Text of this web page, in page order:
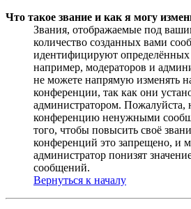
Что такое звание и как я могу
Звания, отображаемые под
количество созданных вами
идентифицируют определённых
например, модераторов и
не можете напрямую изменять
конференции, так как они
администратором. Пожалуйста,
конференцию ненужными
того, чтобы повысить своё
конференций это запрещено, и
администратор понизят
сообщений.
Вернуться к началу